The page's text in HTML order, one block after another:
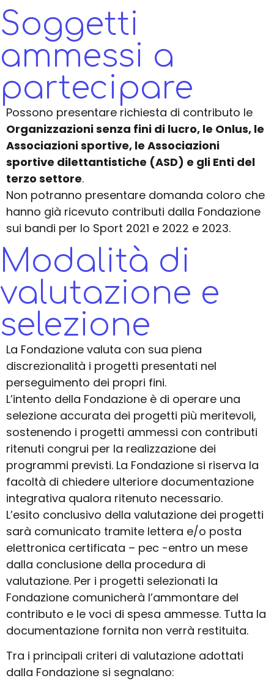
Soggetti
ammessi a
partecipare
Possono presentare richiesta di contributo le
Organizzazioni senza fini di lucro, le Onlus, le
Associazioni sportive, le Associazioni
sportive dilettantistiche (ASD) e gli Enti del
terzo settore.
Non potranno presentare domanda coloro che
hanno già ricevuto contributi dalla Fondazione
sui bandi per lo Sport 2021 e 2022 e 2023.
Modalità di
valutazione e
selezione
La Fondazione valuta con sua piena
discrezionalità i progetti presentati nel
perseguimento dei propri fini.
L’intento della Fondazione è di operare una
selezione accurata dei progetti più meritevoli,
sostenendo i progetti ammessi con contributi
ritenuti congrui per la realizzazione dei
programmi previsti. La Fondazione si riserva la
facoltà di chiedere ulteriore documentazione
integrativa qualora ritenuto necessario.
L’esito conclusivo della valutazione dei progetti
sarà comunicato tramite lettera e/o posta
elettronica certificata – pec -entro un mese
dalla conclusione della procedura di
valutazione. Per i progetti selezionati la
Fondazione comunicherà l’ammontare del
contributo e le voci di spesa ammesse. Tutta la
documentazione fornita non verrà restituita.
Tra i principali criteri di valutazione adottati
dalla Fondazione si segnalano: